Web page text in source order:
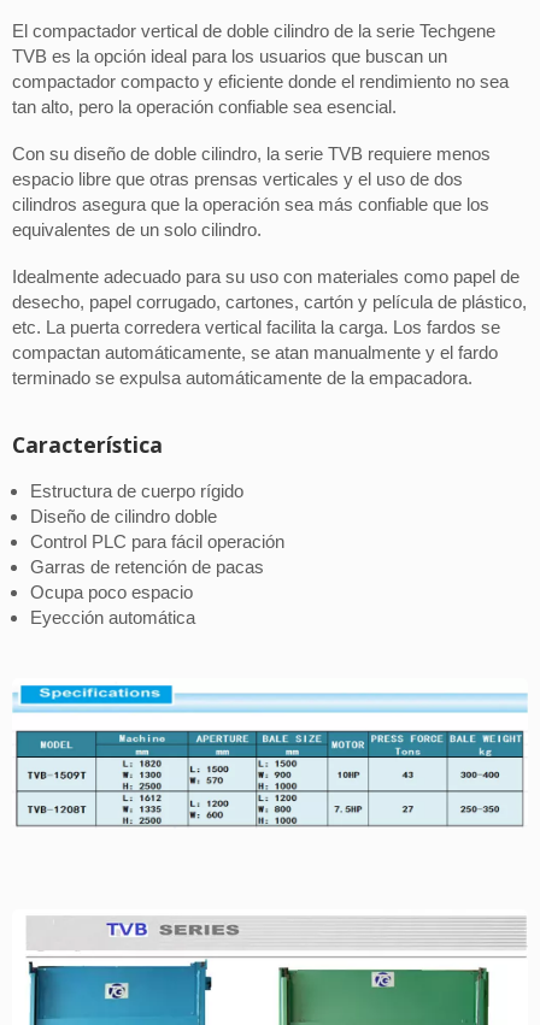
El compactador vertical de doble cilindro de la serie Techgene
TVB es la opción ideal para los usuarios que buscan un
compactador compacto y eficiente donde el rendimiento no sea
tan alto, pero la operación confiable sea esencial.
Con su diseño de doble cilindro, la serie TVB requiere menos
espacio libre que otras prensas verticales y el uso de dos
cilindros asegura que la operación sea más confiable que los
equivalentes de un solo cilindro.
Idealmente adecuado para su uso con materiales como papel de
desecho, papel corrugado, cartones, cartón y película de plástico,
etc. La puerta corredera vertical facilita la carga. Los fardos se
compactan automáticamente, se atan manualmente y el fardo
terminado se expulsa automáticamente de la empacadora.
Característica
Estructura de cuerpo rígido
Diseño de cilindro doble
Control PLC para fácil operación
Garras de retención de pacas
Ocupa poco espacio
Eyección automática